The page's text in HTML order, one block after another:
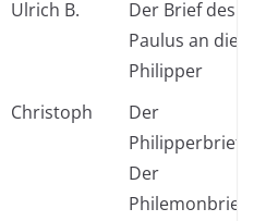
Ulrich B.
Der Brief des
Paulus an die
Philipper
Christoph
Der
Philipperbrief /
Der
Philemonbrief